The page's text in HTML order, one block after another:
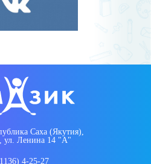
Саха (Якутия),
ул. Ленина 14 "А"
4-25-27